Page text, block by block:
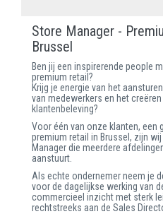
Store Manager -
Brussel
Ben jij een inspirerende people
premium retail?
Krijg je energie van het
van medewerkers en het
klantenbeleving?
Voor één van onze klanten, een
premium retail in Brussel, zijn
Manager die meerdere
aanstuurt.
Als echte ondernemer neem je
voor de dagelijkse werking van
commercieel inzicht met sterk
rechtstreeks aan de Sales